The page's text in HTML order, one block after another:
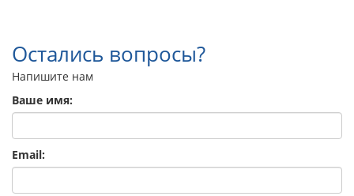
Остались вопросы?
Напишите нам
Ваше имя:
Email: